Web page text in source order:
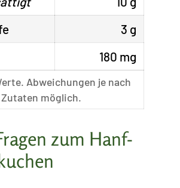
3 g
180 mg
Abweichungen je nach
möglich.
zum Hanf-